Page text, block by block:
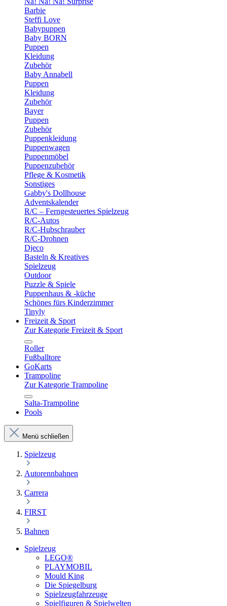
Barbie
Steffi Love
Babypuppen
Baby BORN
Puppen
Kleidung
Zubehör
Baby Annabell
Puppen
Kleidung
Zubehör
Bayer
Puppen
Zubehör
Puppenkleidung
Puppenwagen
Puppenmöbel
Puppenzubehör
Pflege & Kosmetik
Sonstiges
Gabby's Dollhouse
Adventskalender
R/C – Ferngesteuertes Spielzeug
R/C-Autos
R/C-Hubschrauber
R/C-Drohnen
Djeco
Basteln & Kreatives
Spielzeug
Outdoor
Puzzle & Spiele
Puppenhaus & -küche
Schönes fürs Kinderzimmer
Tinyly
Freizeit & Sport
Zur Kategorie Freizeit & Sport
Roller
Fußballtore
GoKarts
Trampoline
Zur Kategorie Trampoline
Salta-Trampoline
Pools
Menü schließen
Spielzeug
Autorennbahnen
Carrera
FIRST
Bahnen
Spielzeug
LEGO®
PLAYMOBIL
Mould King
Die Spiegelburg
Spielzeugfahrzeuge
Spielfiguren & Spielwelten